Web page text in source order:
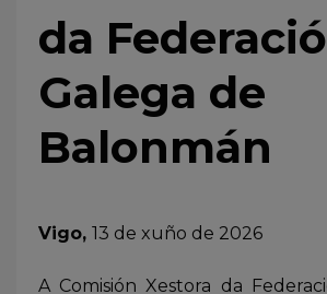
da
Galega de
Balonmán
Vigo, 13 de xuño de 2026
A Comisión Xestora da